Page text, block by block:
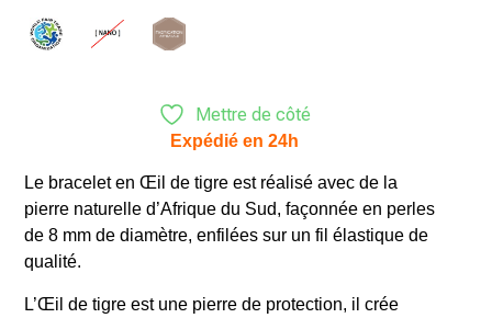
Mettre de côté
Expédié en 24h
Le bracelet en Œil de tigre est réalisé avec de la
pierre naturelle d’Afrique du Sud, façonnée en perles
de 8 mm de diamètre, enfilées sur un fil élastique de
qualité.
L’Œil de tigre est une pierre de protection, il crée